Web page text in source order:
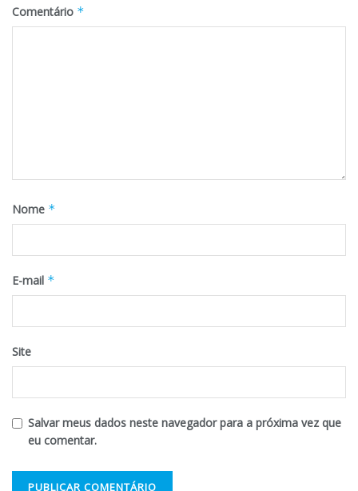
Comentário *
Nome *
E-mail *
Site
Salvar meus dados neste navegador para a próxima vez que
eu comentar.